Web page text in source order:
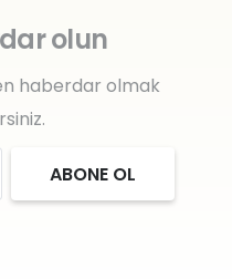
olun
haberdar olmak
ABONE OL